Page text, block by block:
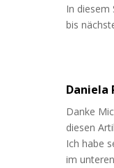
In diesem
bis
Daniela
Danke
diesen
Ich habe
im